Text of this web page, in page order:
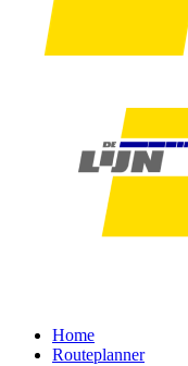
Home
Routeplanner